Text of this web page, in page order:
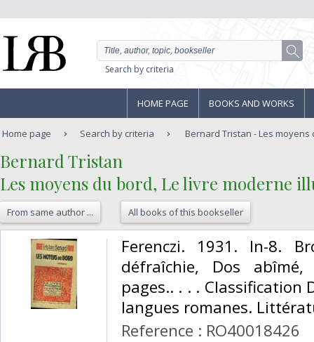
Search by criteria
HOME PAGE BOOKS AND WORKS
Home page Search by criteria Bernard Tristan - Les moyens
‎Bernard Tristan‎
‎Les moyens du bord, Le livre moderne
From same author ... All books of this bookseller
‎Ferenczi. 1931. In-8.
défraîchie, Dos abîmé,
pages.. . . . Classification
langues romanes.
Reference : RO40018426